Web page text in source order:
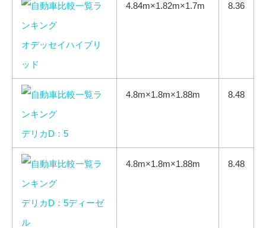
オデッセイハイブリ
ッド
4.84m×1.82m×1.7m 8.36
デリカD：5
4.8m×1.8m×1.88m 8.48
デリカD：5ディーゼ
ル
4.8m×1.8m×1.88m 8.48